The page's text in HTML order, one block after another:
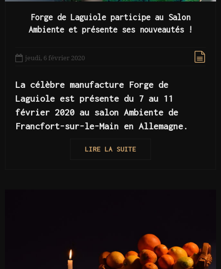
Forge de Laguiole participe au Salon
Ambiente et présente ses nouveautés !
jeudi, 6 février 2020
La célèbre manufacture Forge de
Laguiole est présente du 7 au 11
février 2020 au salon Ambiente de
Francfort-sur-le-Main en Allemagne.
LIRE LA SUITE